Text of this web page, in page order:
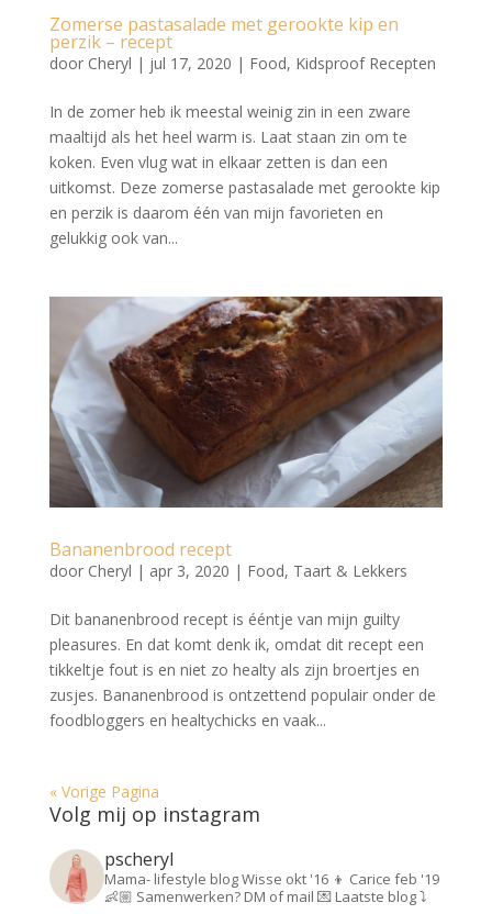
Zomerse pastasalade met gerookte kip en
perzik – recept
door Cheryl | jul 17, 2020 | Food, Kidsproof Recepten
In de zomer heb ik meestal weinig zin in een zware
maaltijd als het heel warm is. Laat staan zin om te
koken. Even vlug wat in elkaar zetten is dan een
uitkomst. Deze zomerse pastasalade met gerookte kip
en perzik is daarom één van mijn favorieten en
gelukkig ook van...
Bananenbrood recept
door Cheryl | apr 3, 2020 | Food, Taart & Lekkers
Dit bananenbrood recept is ééntje van mijn guilty
pleasures. En dat komt denk ik, omdat dit recept een
tikkeltje fout is en niet zo healty als zijn broertjes en
zusjes. Bananenbrood is ontzettend populair onder de
foodbloggers en healtychicks en vaak...
« Vorige Pagina
Volg mij op instagram
pscheryl
Mama- lifestyle blogWisse okt '16 👦 Carice feb '19
👶🏼 Samenwerken? DM of mail 💌Laatste blog ⤵️